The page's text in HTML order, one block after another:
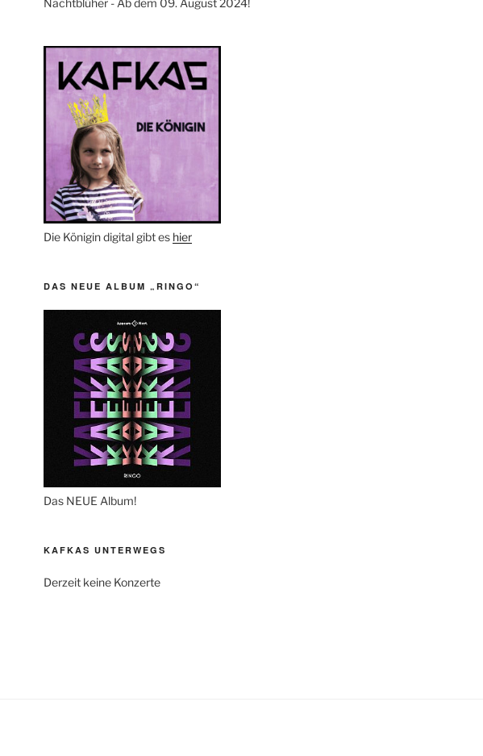
Nachtblüher - Ab dem 09. August 2024!
Die Königin digital gibt es hier
DAS NEUE ALBUM „RINGO“
Das NEUE Album!
KAFKAS UNTERWEGS
Derzeit keine Konzerte